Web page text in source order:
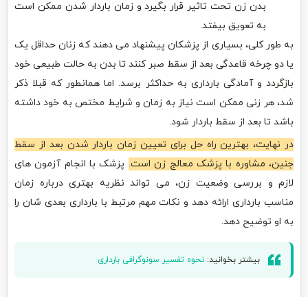
بدن زن تحت تاثیر قرار بگیرد و زمان باردار شدن ممکن است
به تعویق بیفتد.
به طور کلی، بسیاری از پزشکان پیشنهاد می دهند که زنان حداقل یک
یا دو چرخه قاعدگی بعد از سقط صبر کنند تا بدن به حالت طبیعی خود
بازگردد و آمادگی بارداری به حداکثر برسد. اما همانطور که قبلا ذکر
شد، هر زنی ممکن است نیاز به زمان و شرایط مختص به خود داشته
باشد تا بعد از سقط باردار شود.
در نهایت، بهترین راه حل برای تعیین زمان باردار شدن بعد از سقط
جنین، مشاوره با پزشک معالج زن است. پزشک با انجام آزمون های
لازم و بررسی وضعیت زن، می تواند نظریه بهتری درباره زمان
مناسب بارداری ارائه دهد و نکات مهم مرتبط با بارداری بعدی شان را
به او توضیح دهد.
بیشتر بخوانید: نحوه تفسیر سونوگرافی بارداری